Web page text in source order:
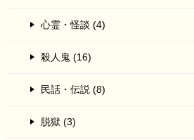
心霊・怪談 (4)
殺人鬼 (16)
民話・伝説 (8)
脱獄 (3)